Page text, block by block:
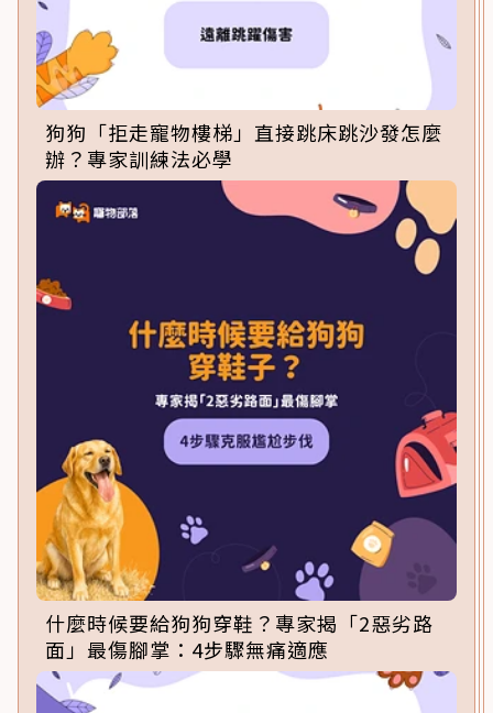
狗狗「拒走寵物樓梯」直接跳床跳沙發怎麼
辦？專家訓練法必學
什麼時候要給狗狗穿鞋？專家揭「2惡劣路
面」最傷腳掌：4步驟無痛適應